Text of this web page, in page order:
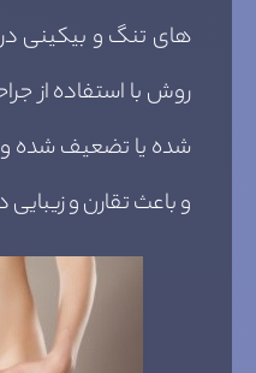
های تنگ و بیکینی در
روش با استفاده از
شده یا تضعیف شده و
و باعث تقارن و